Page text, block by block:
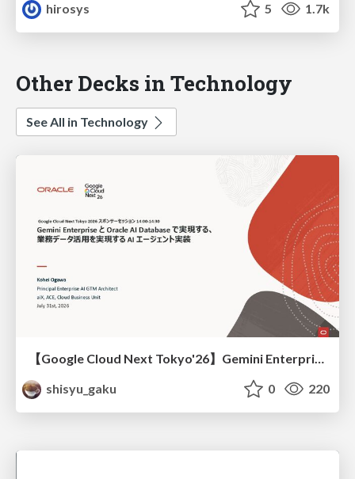
hirosys
5 1.7k
Other Decks in Technology
See All in Technology
shisyu_gaku
0 220